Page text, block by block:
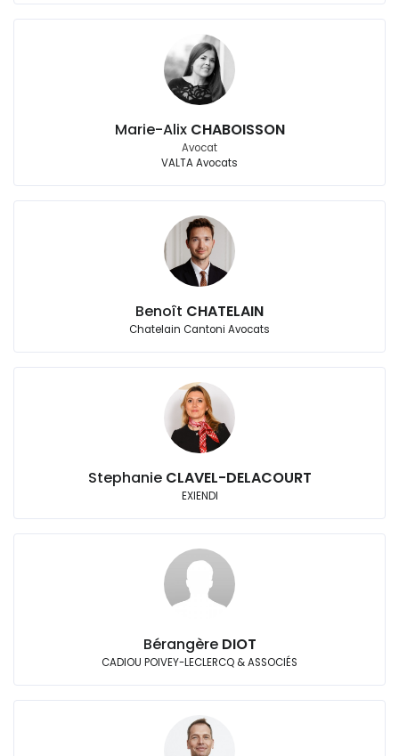
Marie-Alix CHABOISSON
Avocat
VALTA Avocats
Benoît CHATELAIN
Chatelain Cantoni Avocats
Stephanie CLAVEL-DELACOURT
EXIENDI
Bérangère DIOT
CADIOU POIVEY-LECLERCQ & ASSOCIÉS